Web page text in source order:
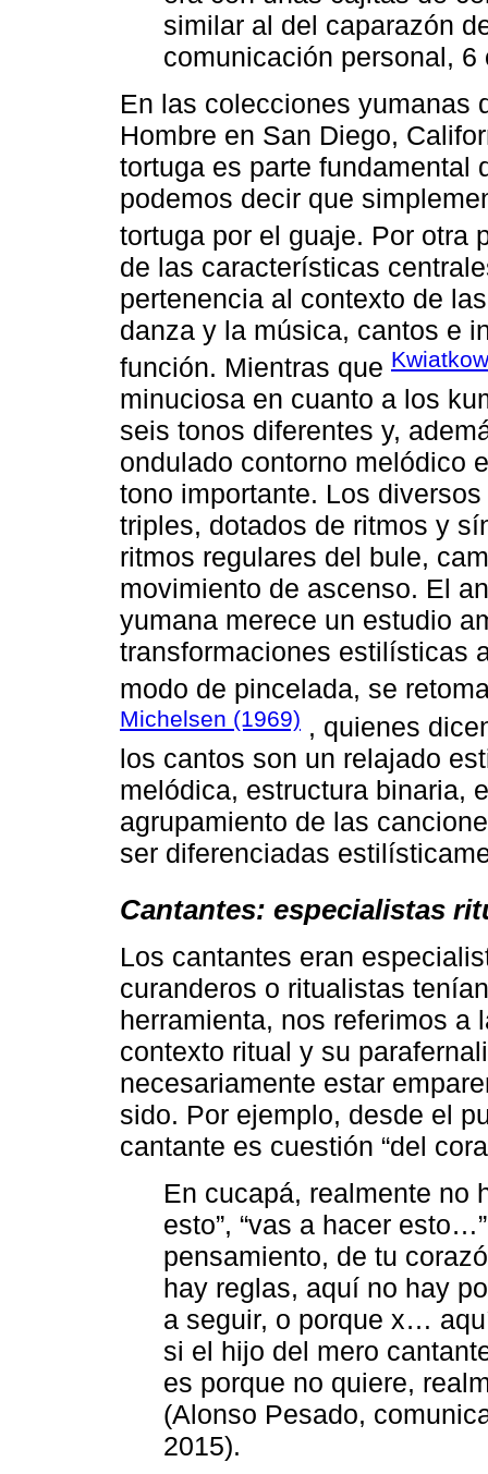
similar al del caparazón
comunicación personal, 6
En las colecciones yumanas
Hombre en San Diego,
tortuga es parte fundamental
podemos decir que
tortuga por el guaje. Por otra
de las características
pertenencia al contexto de
danza y la música, cantos e
función. Mientras que
minuciosa en cuanto a los
seis tonos diferentes y,
ondulado contorno melódico
tono importante. Los
triples, dotados de ritmos y
ritmos regulares del bule,
movimiento de ascenso. El
yumana merece un estudio
transformaciones estilísticas
modo de pincelada, se
Michelsen (1969) , quienes
los cantos son un relajado
melódica, estructura binaria,
agrupamiento de las
ser diferenciadas
Cantantes: especialistas
Los cantantes eran
curanderos o ritualistas
herramienta, nos referimos a
contexto ritual y su
necesariamente estar
sido. Por ejemplo, desde el
cantante es cuestión “del
En cucapá, realmente no
esto”, “vas a hacer
pensamiento, de tu
hay reglas, aquí no hay
a seguir, o porque x…
si el hijo del mero
es porque no quiere,
(Alonso Pesado,
2015).